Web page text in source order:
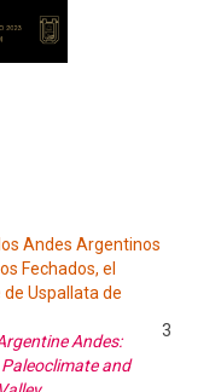
Andes Argentinos
Fechados, el
Uspallata de
Andes:
and
3